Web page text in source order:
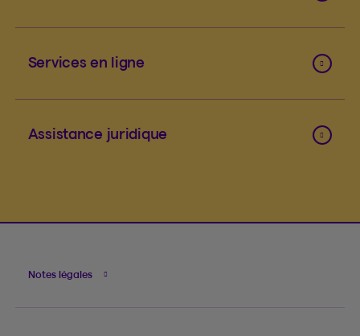
Services en ligne
Assistance juridique
Notes légales